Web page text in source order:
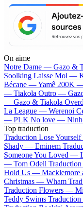
On aime
Notre Dame — Gazo &
Soolking Laisse Moi —
Bécane —Yamê 200K
— Tiakola Outro —
— Gazo & Tiakola
La League — Werenoi
— PLK No love —
Top traduction
Traduction Lose
Shady — Eminem
Someone You Loved —
— Tom Odell
Hold Us — Macklemore
Christmas — Wham
Traduction Flowers —
Teddy Swims